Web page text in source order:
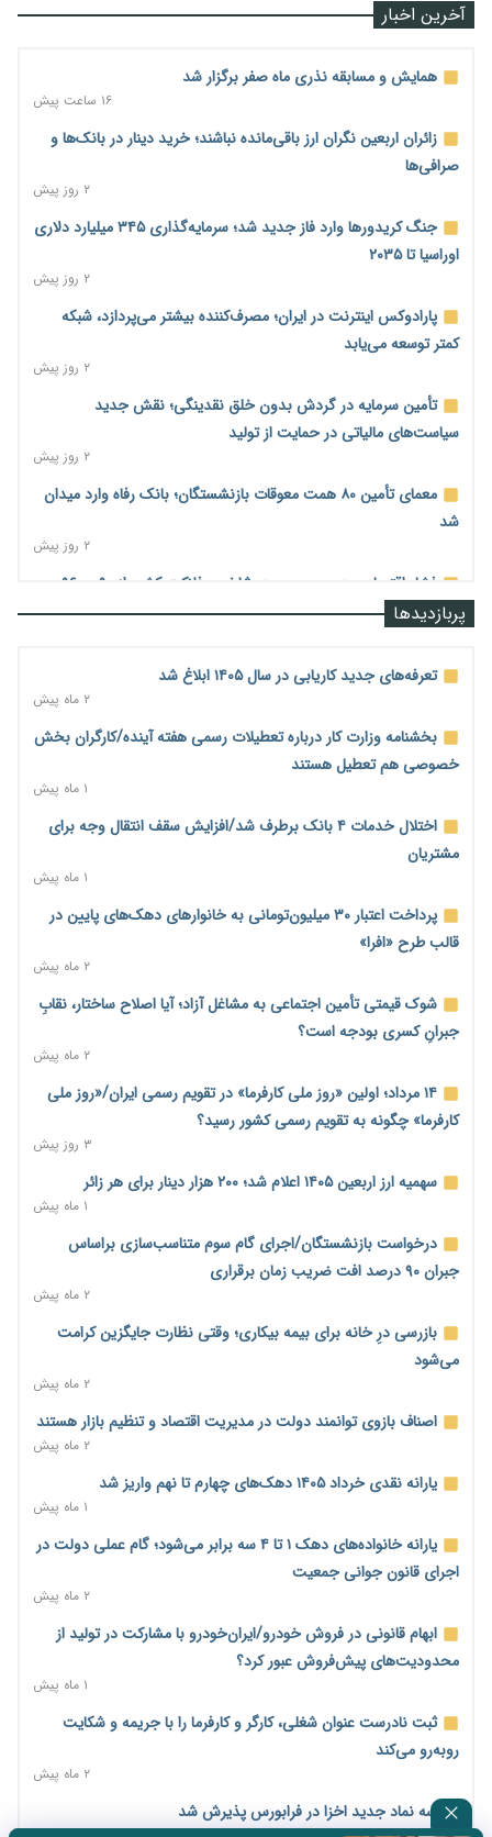
آخرین اخبار
همایش و مسابقه نذری ماه صفر برگزار شد
۱۶ ساعت پیش
زائران اربعین نگران ارز باقی‌مانده نباشند؛ خرید دینار در بانک‌ها و
صرافی‌ها
۲ روز پیش
جنگ کریدورها وارد فاز جدید شد؛ سرمایه‌گذاری ۳۴۵ میلیارد دلاری
اوراسیا تا ۲۰۳۵
۲ روز پیش
پارادوکس اینترنت در ایران؛ مصرف‌کننده بیشتر می‌پردازد، شبکه
کمتر توسعه می‌یابد
۲ روز پیش
تأمین سرمایه در گردش بدون خلق نقدینگی؛ نقش جدید
سیاست‌های مالیاتی در حمایت از تولید
۲ روز پیش
معمای تأمین ۸۰ همت معوقات بازنشستگان؛ بانک رفاه وارد میدان
شد
۲ روز پیش
فشار اقتصادی در مسیر صعود؛ شاخص فلاکت کشور از ۹۰ به ۹۶
درصد رسید
رشد ۷۵ هزار میلیاردی بازار خرید اعتباری؛ فین‌تک‌ها وارد میدان
احتمال اختلال ۲۴ ساعته در سامانه‌های تأمین اجتماعی
۲ روز پیش
آغاز اجرای پایلوت «ردا کارت» برای دانشجویان تحصیلات تکمیلی
محدودیت تازه برای شبکه بانکی؛ افزایش سپرده قانونی با هدف
کنترل تورم
ترمز تولید خودرو کشیده شد؛ افت ۲۵ درصدی تیراژ ایران‌خودرو،
سایپا و پارس‌خودرو
۲ روز پیش
نماینده مجلس: توسعه مرزهای زمینی به راهبرد تأمین کالاهای
خانه کارگر قزوین: شکاف دستمزد و هزینه معیشت هر روز عمیق‌تر
می‌شود
رئیس سازمان امور مالیاتی: بلاگرهای پردرآمد مشمول پرداخت
مالیات هستند
پیش‌بینی افزایش تولید برنج؛ نیاز وارداتی کشور به ۵۰۰ هزار تن
کاهش می‌یابد
۲ روز پیش
اختیارات جدید گمرکات برای تمدید ورود موقت کالا و خودرو تا
مرحله سیزدهم کالابرگ در سایه تورم؛ قدرت خرید یارانه یک‌میلیونی
پربازدیدها
تعرفه‌های جدید کاریابی در سال ۱۴۰۵ ابلاغ شد
۲ ماه پیش
بخشنامه وزارت کار درباره تعطیلات رسمی هفته آینده/کارگران بخش
خصوصی هم تعطیل هستند
۱ ماه پیش
اختلال خدمات ۴ بانک برطرف شد/افزایش سقف انتقال وجه برای
مشتریان
۱ ماه پیش
پرداخت اعتبار ۳۰ میلیون‌تومانی به خانوارهای دهک‌های پایین در
قالب طرح «افرا»
۲ ماه پیش
شوک قیمتی تأمین اجتماعی به مشاغل آزاد؛ آیا اصلاح ساختار، نقابِ
جبرانِ کسری بودجه است؟
۲ ماه پیش
۱۴ مرداد؛ اولین «روز ملی کارفرما» در تقویم رسمی ایران/«روز ملی
کارفرما» چگونه به تقویم رسمی کشور رسید؟
۳ روز پیش
سهمیه ارز اربعین ۱۴۰۵ اعلام شد؛ ۲۰۰ هزار دینار برای هر زائر
۱ ماه پیش
درخواست بازنشستگان/اجرای گام سوم متناسب‌سازی براساس
جبران ۹۰ درصد افت ضریب زمان برقراری
۲ ماه پیش
بازرسی درِ خانه برای بیمه بیکاری؛ وقتی نظارت جایگزین کرامت
می‌شود
۲ ماه پیش
اصناف بازوی توانمند دولت در مدیریت اقتصاد و تنظیم بازار هستند
۲ ماه پیش
یارانه نقدی خرداد ۱۴۰۵ دهک‌های چهارم تا نهم واریز شد
۱ ماه پیش
یارانه خانواده‌های دهک ۱ تا ۴ سه برابر می‌شود؛ گام عملی دولت در
اجرای قانون جوانی جمعیت
۲ ماه پیش
ابهام قانونی در فروش خودرو/ایران‌خودرو با مشارکت در تولید از
محدودیت‌های پیش‌فروش عبور کرد؟
۱ ماه پیش
ثبت نادرست عنوان شغلی، کارگر و کارفرما را با جریمه و شکایت
روبه‌رو می‌کند
۲ ماه پیش
سه نماد جدید اخزا در فرابورس پذیرش شد